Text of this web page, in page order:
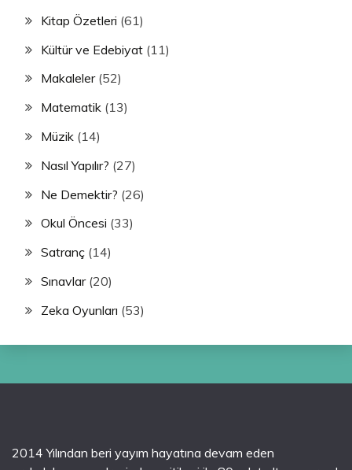
Kitap Özetleri (61)
Kültür ve Edebiyat (11)
Makaleler(52)
Matematik (13)
Müzik (14)
Nasıl Yapılır? (27)
Ne Demektir? (26)
Okul Öncesi (33)
Satranç (14)
Sınavlar(20)
Zeka Oyunları (53)
2014 Yılından beri yayım hayatına devam eden